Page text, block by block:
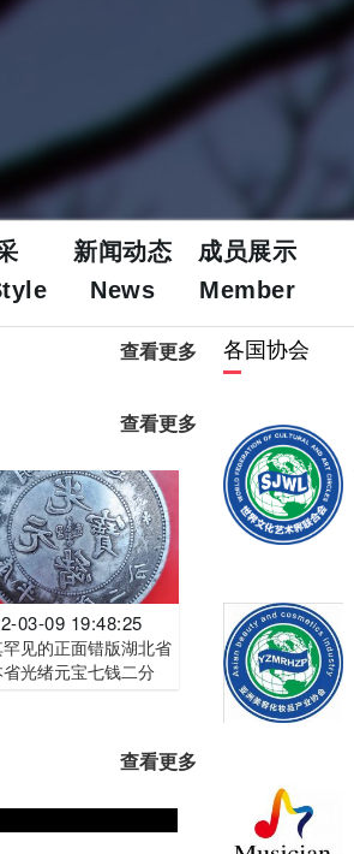
新闻动态
News
成员展示
Member
查看更多
查看更多
03-09 19:48:25
见的正面错版湖北省
光绪元宝七钱二分
查看更多
各国协会